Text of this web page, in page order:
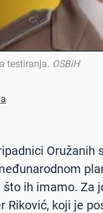
testiranja. OSBiH
Oružanih
što ih imamo. Za
Riković, koji je